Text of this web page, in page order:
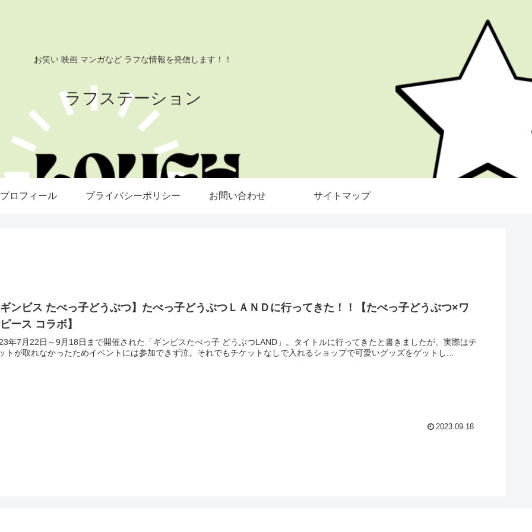
お笑い 映画 マンガなど ラフな情報を発信します！！
ラフステーション
プロフィール プライバシーポリシー お問い合わせ サイトマップ
ンビス たべっ子どうぶつ】たべっ子どうぶつＬＡＮＤに行ってきた！！【たべっ子どうぶつ×ワ
ース コラボ】
年7月22日～9月18日まで開催された「ギンビスたべっ子 どうぶつLAND」。タイトルに行ってきたと書きましたが、実際はチ
トが取れなかったためイベントには参加できず泣。それでもチケットなしで入れるショップで可愛いグッズをゲットし...
2023.09.18